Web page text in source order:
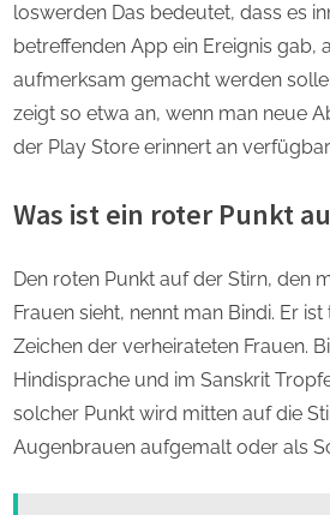
loswerden Das bedeutet, dass es
betreffenden App ein Ereignis gab,
aufmerksam gemacht werden
zeigt so etwa an, wenn man neue
der Play Store erinnert an
Was ist ein roter Punkt
Den roten Punkt auf der Stirn, den
Frauen sieht, nennt man Bindi. Er
Zeichen der verheirateten Frauen.
Hindisprache und im Sanskrit
solcher Punkt wird mitten auf die
Augenbrauen aufgemalt oder als